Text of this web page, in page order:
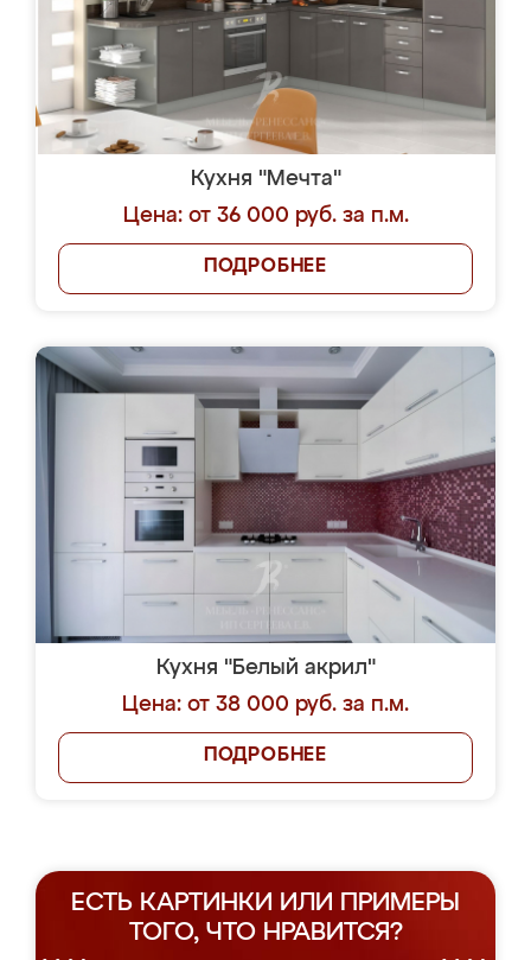
Кухня "Мечта"
Цена: от 36 000 руб. за п.м.
ПОДРОБНЕЕ
Кухня "Белый акрил"
Цена: от 38 000 руб. за п.м.
ПОДРОБНЕЕ
ЕСТЬ КАРТИНКИ ИЛИ ПРИМЕРЫ
ТОГО, ЧТО НРАВИТСЯ?